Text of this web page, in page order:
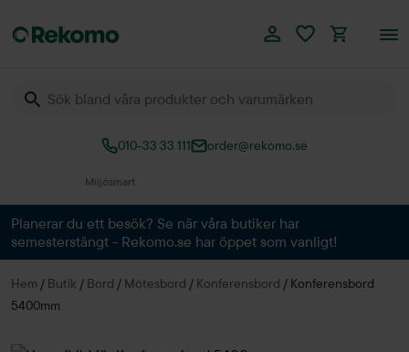
010-33 33 111 order@rekomo.se
Planerar du ett besök? Se när våra butiker har
semesterstängt - Rekomo.se har öppet som vanligt!
Hem / Butik / Bord / Mötesbord / Konferensbord / Konferensbord
5400mm